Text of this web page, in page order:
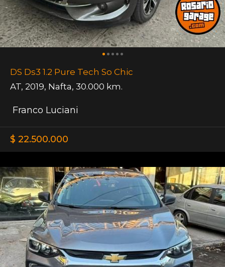
DS Ds3 1.2 Pure Tech So Chic
AT, 2019, Nafta, 30.000 km.
Franco Luciani
$ 22.500.000